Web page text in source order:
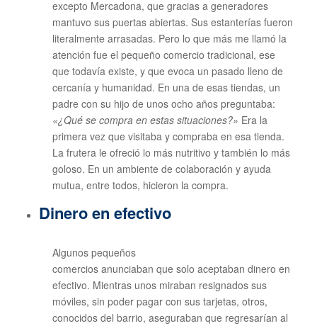
excepto Mercadona, que gracias a generadores
mantuvo sus puertas abiertas. Sus estanterías fueron
literalmente arrasadas. Pero lo que más me llamó la
atención fue el pequeño comercio tradicional, ese
que todavía existe, y que evoca un pasado lleno de
cercanía y humanidad. En una de esas tiendas, un
padre con su hijo de unos ocho años preguntaba:
«¿Qué se compra en estas situaciones?» Era la
primera vez que visitaba y compraba en esa tienda.
La frutera le ofreció lo más nutritivo y también lo más
goloso. En un ambiente de colaboración y ayuda
mutua, entre todos, hicieron la compra.
Dinero en efectivo
Algunos pequeños
comercios anunciaban que solo aceptaban dinero en
efectivo. Mientras unos miraban resignados sus
móviles, sin poder pagar con sus tarjetas, otros,
conocidos del barrio, aseguraban que regresarían al